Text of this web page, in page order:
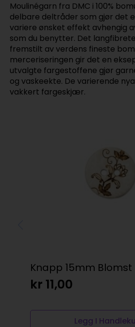
Moulinégarn fra DMC i 100%
delbare deltråder som gjør det
variere ønsket effekt avhengig
som du benytter. Det
fremstilt av verdens fineste
merceriseringen gir det en
utvalgte fargestoffene gjør
og vaskeekte. De varierende
vakkert fargeskjær.
Knapp 15mm Blomst
kr 11,00
Legg I